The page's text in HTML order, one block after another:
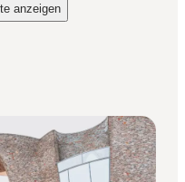
anzeigen on_map